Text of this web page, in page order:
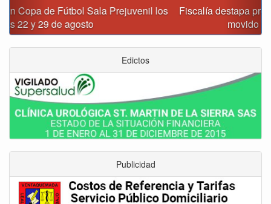
Fiscalía destapa presunta red de corrupción que habría
movido $3,1 billones en regalías
Edictos
Publicidad